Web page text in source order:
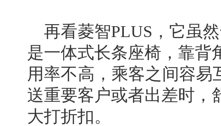
再看菱智PLUS，它虽
是一体式长条座椅，靠背
用率不高，乘客之间容易
送重要客户或者出差时，
大打折扣。